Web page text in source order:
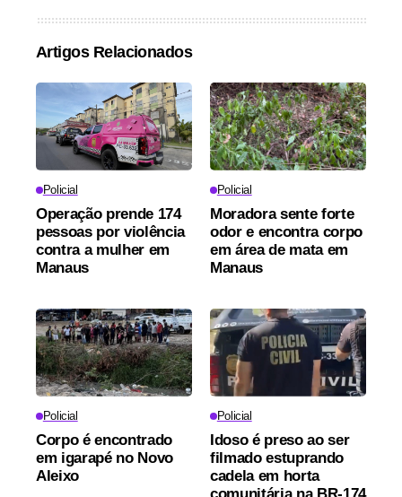
Artigos Relacionados
Policial
Operação prende 174
pessoas por violência
contra a mulher em
Manaus
Policial
Moradora sente forte
odor e encontra corpo
em área de mata em
Manaus
Policial
Corpo é encontrado
em igarapé no Novo
Aleixo
Policial
Idoso é preso ao ser
filmado estuprando
cadela em horta
comunitária na BR-174